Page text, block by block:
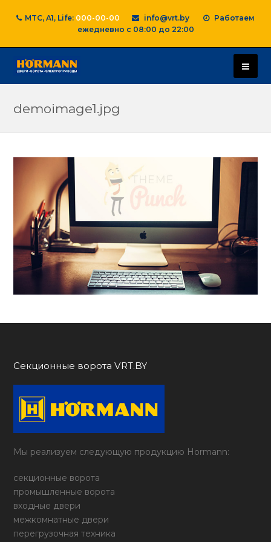
MTC, A1, Life: 000-00-00 info@vrt.by
Работаем
ежедневно с 08:00 до 22:00
demoimage1.jpg
Секционные ворота VRT.BY
Мы реализуем следующую продукцию Hormann:
секционные ворота
промышленные ворота
входные двери
межкомнатные двери
перегрузочная техника